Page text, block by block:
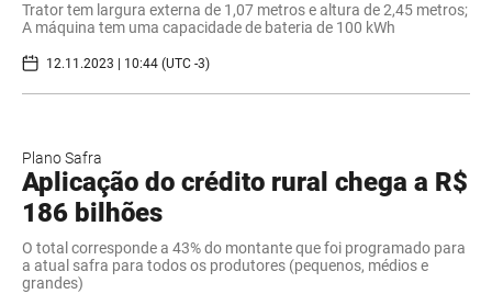
Trator tem largura externa de 1,07 metros e altura de 2,45 metros;
A máquina tem uma capacidade de bateria de 100 kWh
12.11.2023 | 10:44 (UTC -3)
Plano Safra
Aplicação do crédito rural chega a R$
186 bilhões
O total corresponde a 43% do montante que foi programado para
a atual safra para todos os produtores (pequenos, médios e
grandes)